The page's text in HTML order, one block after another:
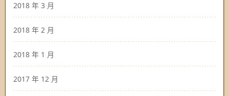
2018 年 3 月
2018 年 2 月
2018 年 1 月
2017 年 12 月